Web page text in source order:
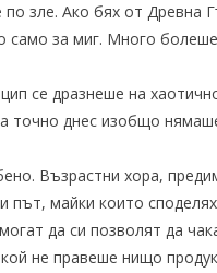
зле. Ако бях от Древна
само за миг. Много
се дразнеше на
точно днес изобщо
Възрастни хора,
път, майки които
да си позволят да
не правеше нищо